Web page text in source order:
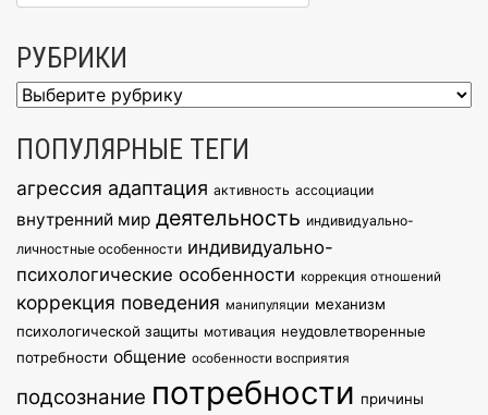
РУБРИКИ
Рубрики
ПОПУЛЯРНЫЕ ТЕГИ
агрессия адаптация активность ассоциации
внутренний мир деятельность индивидуально-
личностные особенности индивидуально-
психологические особенности коррекция отношений
коррекция поведения манипуляции механизм
психологической защиты мотивация неудовлетворенные
потребности общение особенности восприятия
подсознание потребности причины